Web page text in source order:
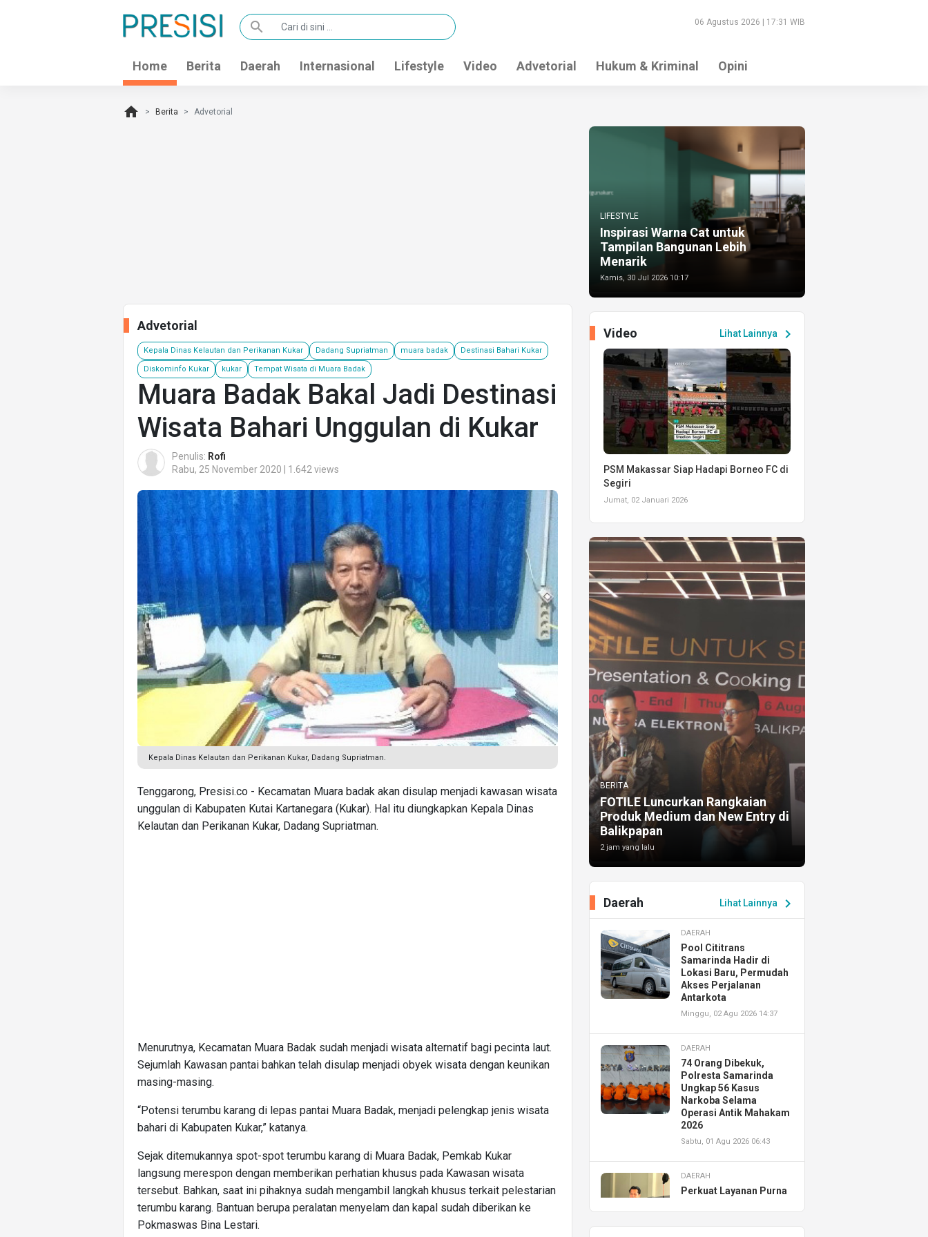
search 06 Agustus 2026 | 17:31 WIB
Home Berita Daerah Internasional Lifestyle Video Advetorial Hukum & Kriminal Opini
home Berita Advetorial
Advetorial
Kepala Dinas Kelautan dan Perikanan Kukar Dadang Supriatman muara badak Destinasi Bahari Kukar
Diskominfo Kukar kukar Tempat Wisata di Muara Badak
Muara Badak Bakal Jadi Destinasi
Wisata Bahari Unggulan di Kukar
Penulis: Rofi
Rabu, 25 November 2020 | 1.642 views
Kepala Dinas Kelautan dan Perikanan Kukar, Dadang Supriatman.
Tenggarong, Presisi.co - Kecamatan Muara badak akan disulap menjadi kawasan wisata
unggulan di Kabupaten Kutai Kartanegara (Kukar). Hal itu diungkapkan Kepala Dinas
Kelautan dan Perikanan Kukar, Dadang Supriatman.
Menurutnya, Kecamatan Muara Badak sudah menjadi wisata alternatif bagi pecinta laut.
Sejumlah Kawasan pantai bahkan telah disulap menjadi obyek wisata dengan keunikan
masing-masing.
“Potensi terumbu karang di lepas pantai Muara Badak, menjadi pelengkap jenis wisata
bahari di Kabupaten Kukar,” katanya.
Sejak ditemukannya spot-spot terumbu karang di Muara Badak, Pemkab Kukar
langsung merespon dengan memberikan perhatian khusus pada Kawasan wisata
tersebut. Bahkan, saat ini pihaknya sudah mengambil langkah khusus terkait pelestarian
terumbu karang. Bantuan berupa peralatan menyelam dan kapal sudah diberikan ke
Pokmaswas Bina Lestari.
LIFESTYLE
Inspirasi Warna Cat untuk
Tampilan Bangunan Lebih
Menarik
Kamis, 30 Jul 2026 10:17
Lihat Lainnya chevron_right
Video
PSM Makassar Siap Hadapi Borneo FC di
Segiri
Jumat, 02 Januari 2026
BERITA
FOTILE Luncurkan Rangkaian
Produk Medium dan New Entry di
Balikpapan
2 jam yang lalu
Lihat Lainnya chevron_right
Daerah
DAERAH
Pool Cititrans
Samarinda Hadir di
Lokasi Baru, Permudah
Akses Perjalanan
Antarkota
Minggu, 02 Agu 2026 14:37
DAERAH
74 Orang Dibekuk,
Polresta Samarinda
Ungkap 56 Kasus
Narkoba Selama
Operasi Antik Mahakam
2026
Sabtu, 01 Agu 2026 06:43
DAERAH
Perkuat Layanan Purna
Resmikan AHASS